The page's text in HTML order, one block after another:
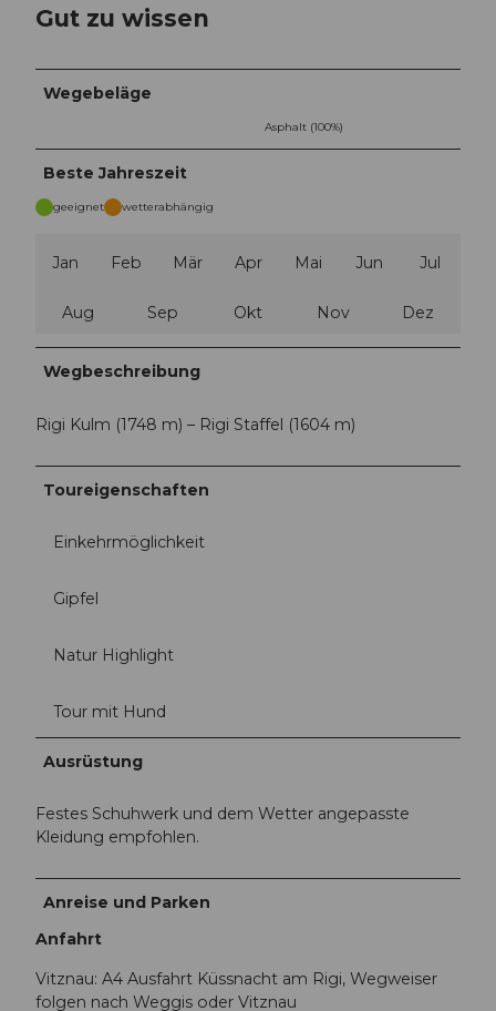
Gut zu wissen
Wegebeläge
Asphalt (100%)
Beste Jahreszeit
geeignet wetterabhängig
Jan Feb Mär Apr Mai Jun Jul
Aug Sep Okt Nov Dez
Wegbeschreibung
Rigi Kulm (1748 m) – Rigi Staffel (1604 m)
Toureigenschaften
Einkehrmöglichkeit
Gipfel
Natur Highlight
Tour mit Hund
Ausrüstung
Festes Schuhwerk und dem Wetter angepasste
Kleidung empfohlen.
Anreise und Parken
Anfahrt
Vitznau: A4 Ausfahrt Küssnacht am Rigi, Wegweiser
folgen nach Weggis oder Vitznau